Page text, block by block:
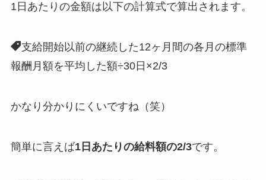
1日あたりの金額は以下の計算式で算出されます。
支給開始以前の継続した12ヶ月間の各月の標準
報酬月額を平均した額÷30日×2/3
かなり分かりにくいですね（笑）
簡単に言えば1日あたりの給料額の2/3です。